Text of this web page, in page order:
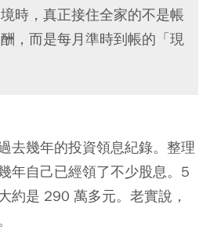
時，真正接住全家的不是帳
，而是每月準時到帳的「現
去幾年的投資領息紀錄。整理
年自己已經領了不少股息。5
約是 290 萬多元。老實說，